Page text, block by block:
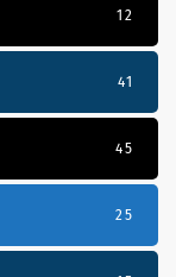
12
41
45
25